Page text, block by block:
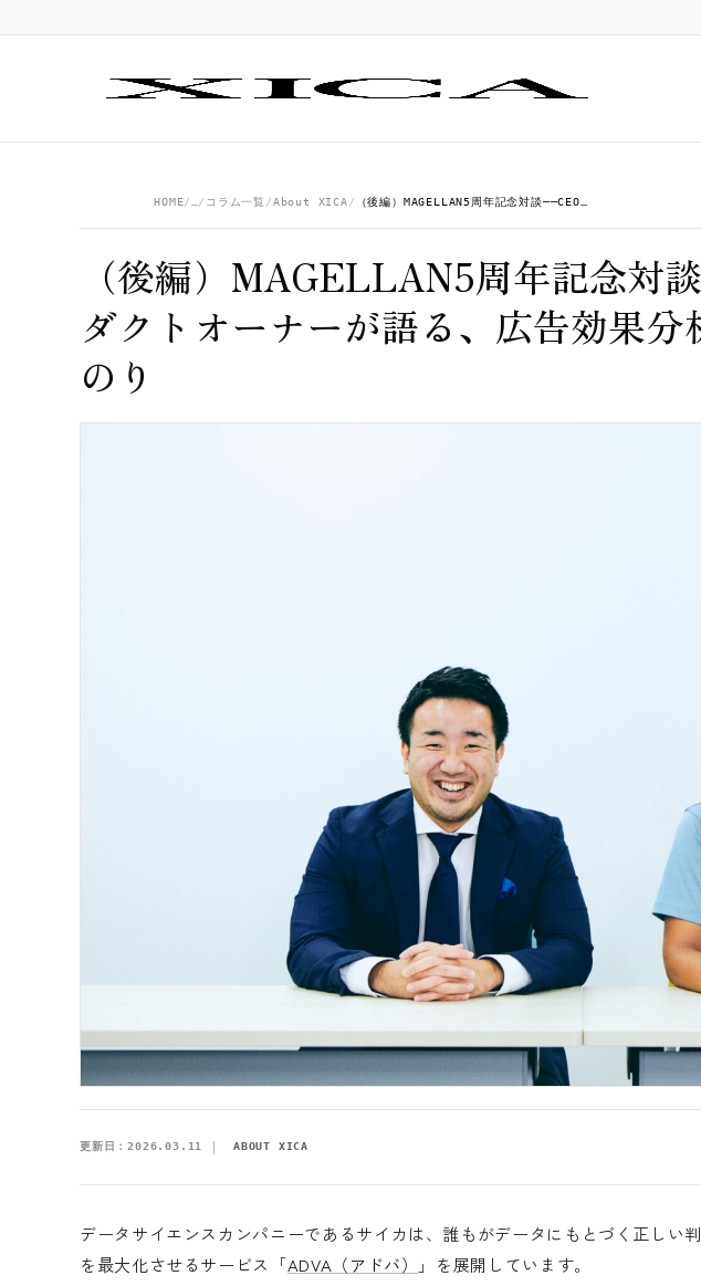
HOME コラム一覧 About XICA
（後編）MAGELLAN5周年記念
ダクトオーナーが語る、広告効果
のり
更新日：2026.03.11 ABOUT XICA
データサイエンスカンパニーであるサイカは、誰もがデータにもとづく正しい
を最大化させるサービス「ADVA（アドバ）
」を展開しています。